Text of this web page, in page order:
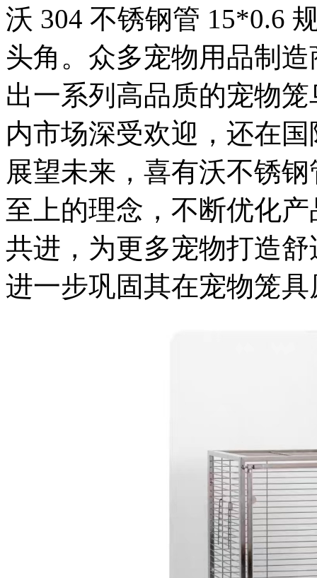
沃 304 不锈钢管 15*0.6
头角。众多宠物用品制
出一系列高品质的宠物
内市场深受欢迎，还在
展望未来，喜有沃不锈
至上的理念，不断优化
共进，为更多宠物打造
进一步巩固其在宠物笼